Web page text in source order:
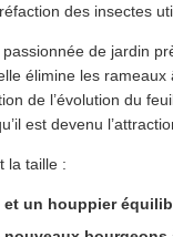
des insectes
de jardin
élimine les
de l’évolution du
est devenu
la taille :
un houppier